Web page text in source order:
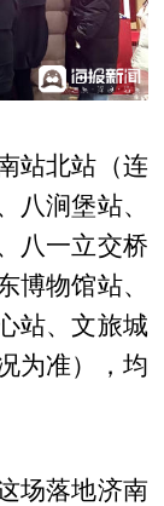
站北站（连
八涧堡站、
八一立交桥
博物馆站、
站、文旅城
为准），均
场落地济南